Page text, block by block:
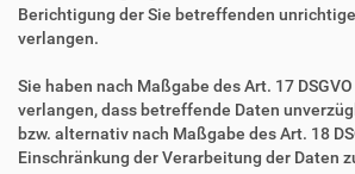
Berichtigung der Sie betreffenden
verlangen.
Sie haben nach Maßgabe des Art. 17
verlangen, dass betreffende Daten
bzw. alternativ nach Maßgabe des Art. 18
Einschränkung der Verarbeitung der Daten